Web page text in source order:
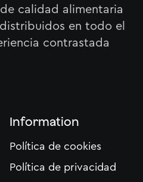
calidad alimentaria
en todo el
contrastada
Information
Política de cookies
Política de privacidad